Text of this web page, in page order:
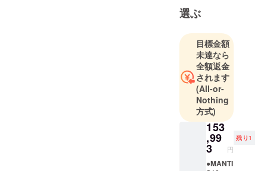
日々の生活
を快適に、
楽しく過ご
すことがで
きるための
手段のひと
つとして、
品質の良い
EVを普及さ
せることを
選ぶ
目標金額
未達なら
全額返金
されます
(All-or-
Nothing
方式)
153
,99
3 円
残り1
●MANTI